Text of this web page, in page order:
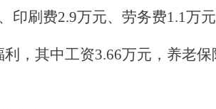
刷费2.9万元、劳务费1.1万元
，其中工资3.66万元，养老